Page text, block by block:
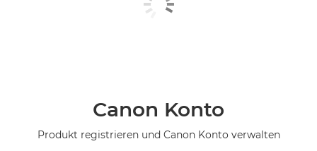
Canon Konto
Produkt registrieren und Canon Konto verwalten